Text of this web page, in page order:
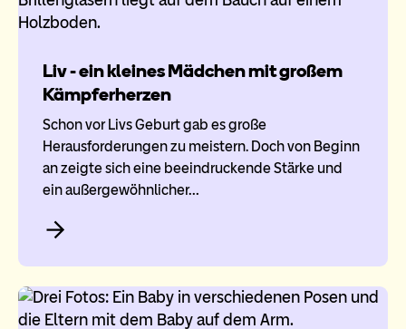
Liv - ein kleines Mädchen mit großem
Kämpferherzen
Schon vor Livs Geburt gab es große
Herausforderungen zu meistern. Doch von Beginn
an zeigte sich eine beeindruckende Stärke und
ein außergewöhnlicher…